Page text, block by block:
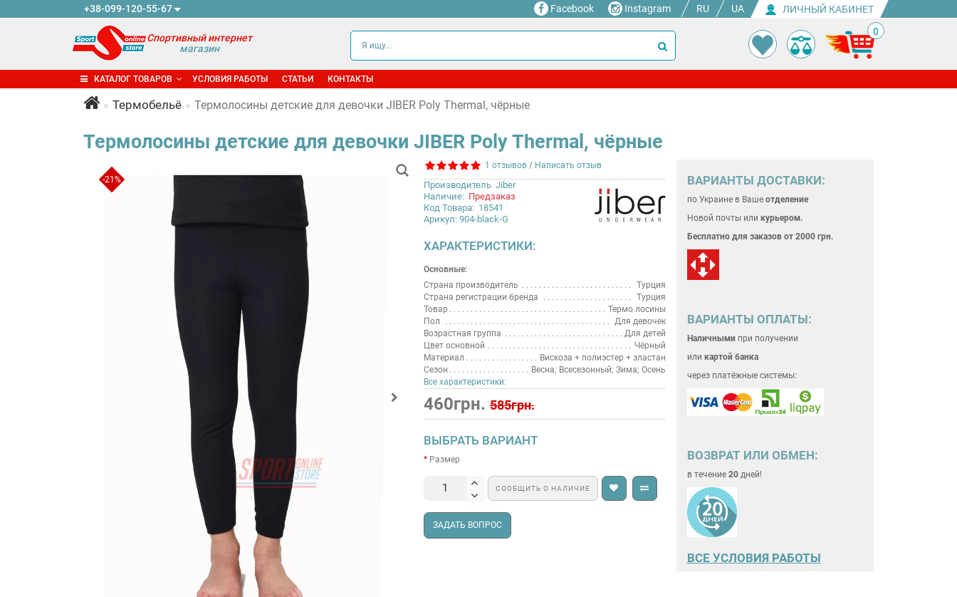
+38-099-120-55-67 Facebook Instagram RU UA ЛИЧНЫЙ КАБИНЕТ
Спортивный интернет
магазин
0
КАТАЛОГ ТОВАРОВ УСЛОВИЯ РАБОТЫ СТАТЬИ КОНТАКТЫ
Термобельё Термолосины детские для девочки JIBER Poly Thermal, чёрные
Термолосины детские для девочки JIBER Poly Thermal, чёрные
-21%
1 отзывов / Написать отзыв
Производитель Jiber
Наличие: Предзаказ
Код Товара: 18541
Арикул: 904-black-G
ХАРАКТЕРИСТИКИ:
Основные:
Страна производитель
Турция
Страна регистрации бренда
Турция
Товар
Термо лосины
Пол
Для девочек
Возрастная группа
Для детей
Цвет основной
Чёрный
Материал
Вискоза + полиэстер + эластан
Сезон
Весна; Всесезонный; Зима; Осень
Все характеристики:
460грн. 585грн.
ВЫБРАТЬ ВАРИАНТ
Размер
СООБЩИТЬ О НАЛИЧИЕ
ЗАДАТЬ ВОПРОС
ВАРИАНТЫ ДОСТАВКИ:
по Украине в Ваше отделение
Новой почты или курьером.
Бесплатно для заказов от 2000 грн.
ВАРИАНТЫ ОПЛАТЫ:
Наличнымипри получении
или картой банка
через платёжные системы:
ВОЗВРАТ ИЛИ ОБМЕН:
в течение 20дней!
ВСЕ УСЛОВИЯ РАБОТЫ